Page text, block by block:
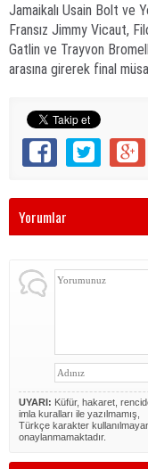
Jamaikalı Usain Bolt ve
Fransız Jimmy Vicaut,
Gatlin ve Trayvon
arasına girerek final
Yorumlar
UYARI: Küfür, hakaret,
imla kuralları ile yazılmamış,
Türkçe karakter
onaylanmamaktadır.